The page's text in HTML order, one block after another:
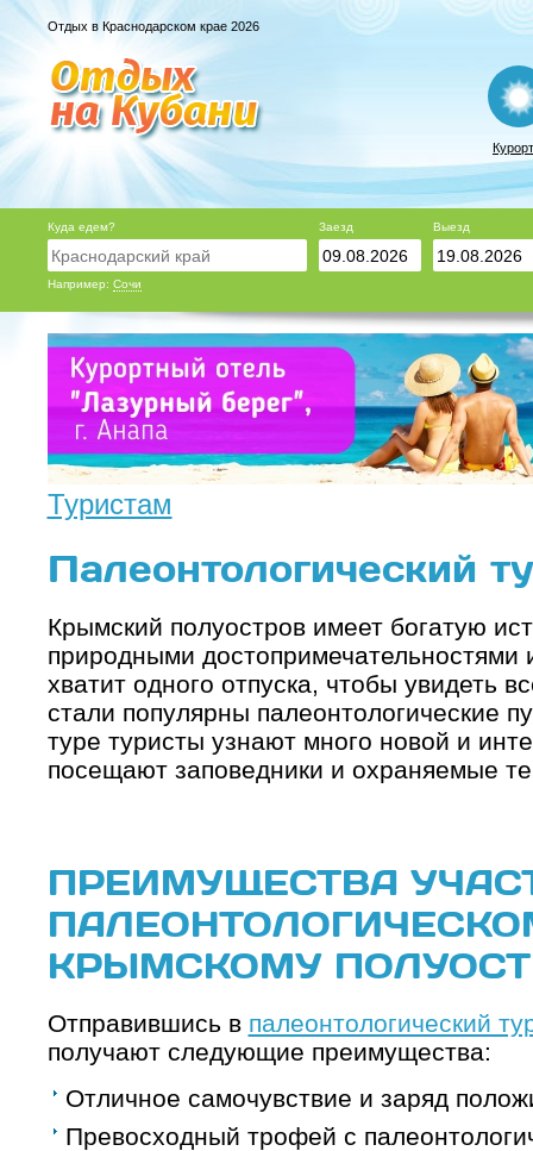
Отдых в Краснодарском крае 2026
Куда едем?
Например: Сочи
Заезд Выезд
Туристам
Палеонтологический
Крымский полуостров имеет богатую
природными
хватит одного отпуска, чтобы увидеть
стали популярны палеонтологические
туре туристы узнают много новой и
посещают заповедники и охраняемые
ПРЕИМУЩЕСТВА
КРЫМСКОМУ
Отправившись в палеонтологический
получают следующие преимущества:
Отличное самочувствие и заряд
Превосходный трофей с